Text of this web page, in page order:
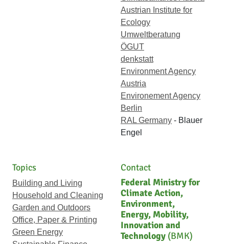
Austrian Institute for
Ecology
Umweltberatung
ÖGUT
denkstatt
Environment Agency
Austria
Environement Agency
Berlin
RAL Germany - Blauer
Engel
Topics
Building and Living
Household and Cleaning
Garden and Outdoors
Office, Paper & Printing
Green Energy
Contact
Federal Ministry for
Climate Action,
Environment,
Energy, Mobility,
Innovation and
Technology (BMK)